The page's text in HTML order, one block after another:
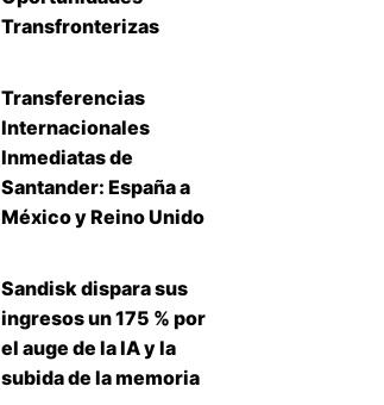
Transfronterizas
Transferencias
Internacionales
Inmediatas de
Santander: España a
México y Reino Unido
Sandisk dispara sus
ingresos un 175 % por
el auge de la IA y la
subida de la memoria